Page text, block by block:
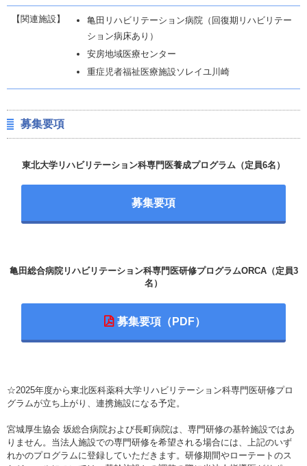
【関連施設】
亀田リハビリテーション病院（回復期リハビリテー
ション病床あり）
安房地域医療センター
重症児者福祉医療施設ソレイユ川崎
募集要項
東北大学リハビリテーション科専門医養成プログラム（定員6名）
募集要項
亀田総合病院リハビリテーション科専門医研修プログラムORCA（定員3
名）
募集要項
☆2025年度から東北医科薬科大学リハビリテーション科専門医研修プロ
グラムが立ち上がり、連携施設になる予定。
宮城厚生協会 坂総合病院および長町病院は、専門研修の基幹施設ではあ
りません。当法人施設での専門研修を希望される場合には、上記のいず
れかのプログラムに登録していただきます。研修期間やローテートのス